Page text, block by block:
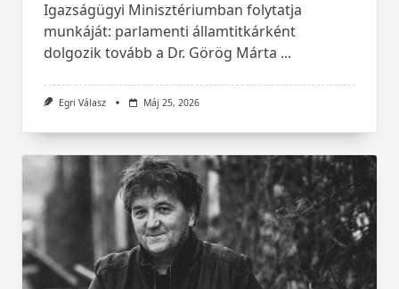
Igazságügyi Minisztériumban folytatja
munkáját: parlamenti államtitkárként
dolgozik tovább a Dr. Görög Márta ...
Egri Válasz Máj 25, 2026